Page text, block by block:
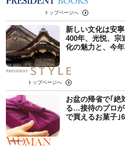
トップページへ
新しい文化は安
400年、光悦、宗
化の魅力と、今
トップページへ
お盆の帰省で｢絶
る…接待のプロ
で買えるお菓子｣